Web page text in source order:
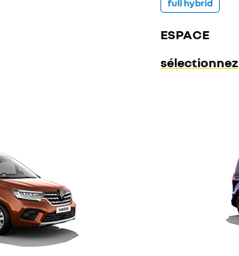
full hybrid
ESPACE
sélectionnez